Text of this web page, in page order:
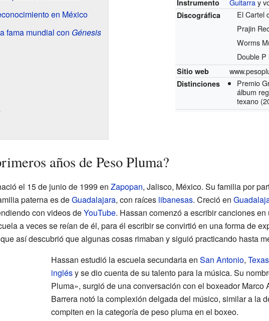
Instrumento Guitarray
Discográfica
El Cartel
Prajin
Worms
Double P
Sitio web
Distinciones
Premio
álbum
texano
en México
fama mundial con Génesis
años de Peso Pluma?
el 15 de junio de 1999 en Zapopan, Jalisco, México. Su familia por
paterna es deGuadalajara, con raíces libanesas. Creció en
con videos deYouTube. Hassan comenzó a escribir canciones en
a veces se reían de él, para él escribir se convirtió en una forma de
así descubrió que algunas cosas rimaban y siguió practicando hasta
Hassan estudió la escuela secundaria en San Antonio, Texas
inglésy se dio cuenta de su talento para la música. Su
Pluma», surgió de una conversación con el boxeador Marco
Barrera notó la complexión delgada del músico, similar a la
compiten en la categoría de peso pluma en el boxeo.